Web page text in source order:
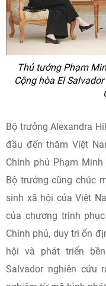
Thủ tướng Phạm
Cộng hòa El
Bộ trưởng Alexandra
đầu đến thăm Việt
Chính phủ Phạm
Bộ trưởng cũng chúc
sinh xã hội của Việt
của chương trình
Chính phủ, duy trì ổn
hội và phát triển
Salvador nghiên cứu